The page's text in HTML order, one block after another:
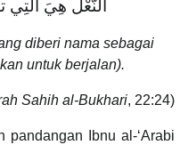
النَّعْل هِيَ
diberi nama sebagai
untuk berjalan).
Sahih al-Bukhari, 22:24)
pandangan Ibnu al-‘Arabi